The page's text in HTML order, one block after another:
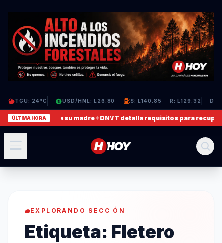
TGU: 24°C USD/HNL: L26.80 S: L140.85 R: L129.32 D:
ÚLTIMA HORA
que agrede a su madre✦DNVT detalla requisitos para
EXPLORANDO SECCIÓN
Etiqueta: Fletero